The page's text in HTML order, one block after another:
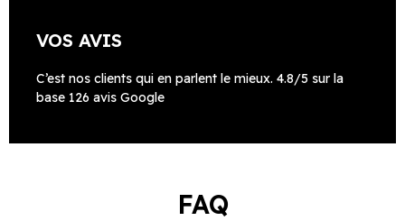
VOS AVIS
C’est nos clients qui en parlent le mieux. 4.8/5 sur la
base 126 avis Google
FAQ